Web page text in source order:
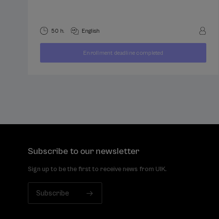
50 h. English
... FROM400
Last
places
Free
Date
expired
Enrollment deadline completed
Subscribe to our newsletter
Sign up to be the first to receive news from UIK.
Subscribe